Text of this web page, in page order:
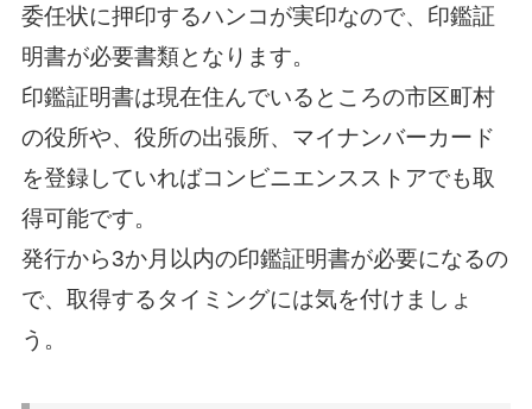
委任状に押印するハンコが実印なので、印鑑証
明書が必要書類となります。
印鑑証明書は現在住んでいるところの市区町村
の役所や、役所の出張所、マイナンバーカード
を登録していればコンビニエンスストアでも取
得可能です。
発行から3か月以内の印鑑証明書が必要になるの
で、取得するタイミングには気を付けましょ
う。